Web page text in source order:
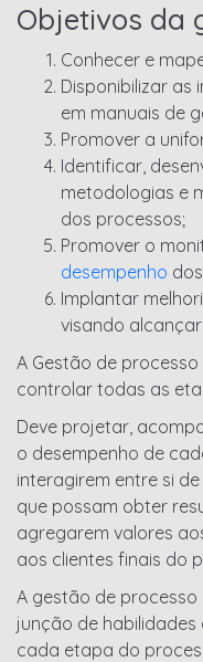
Objetivos da
Conhecer e
Disponibilizar as
em manuais de
Promover a
Identificar,
metodologias e
dos processos;
Promover o
desempenho
Implantar
visando
A Gestão de
controlar todas as
Deve projetar,
o desempenho de
interagirem entre si
que possam obter
agregarem valores
aos clientes finais do
A gestão de processo
junção de
cada etapa do